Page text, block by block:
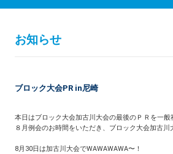
お知らせ
ブロック大会PR in尼崎
本日はブロック大会加古川大会の最後のＰＲを一
８月例会のお時間をいただき、ブロック大会加古川
8月30日は加古川大会でWAWAWAWA〜！